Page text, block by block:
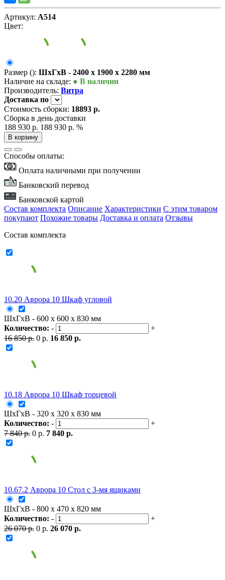
Артикул: А514
Цвет:
Размер (): ШxГxВ - 2400 x 1900 x 2280 мм
Наличие на складе: ● В наличии
Производитель: Витра
Доставка по
Стоимость сборки: 18893 р.
Сборка в день доставки
188 930 р. 188 930 р. %
В корзину
Способы оплаты:
Оплата наличными при получении
Банковский перевод
Банковской картой
Состав комплекта Описание Характеристики С этим товаром
покупают Похожие товары Доставка и оплата Отзывы
Состав комплекта
10.20 Аврора 10 Шкаф угловой
ШxГxВ - 600 x 600 x 830 мм
Количество: -
+
16 850 р. 0 р. 16 850 р.
10.18 Аврора 10 Шкаф торцевой
ШxГxВ - 320 x 320 x 830 мм
Количество: -
+
7 840 р. 0 р. 7 840 р.
10.67.2 Аврора 10 Стол с 3-мя ящиками
ШxГxВ - 800 x 470 x 820 мм
Количество: -
+
26 070 р. 0 р. 26 070 р.